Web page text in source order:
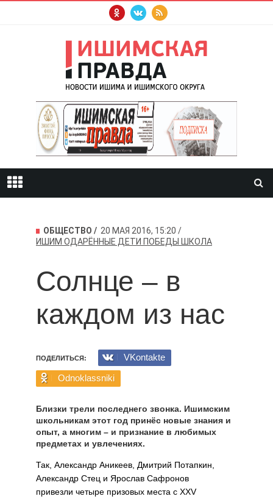
ОБЩЕСТВО
20 МАЯ 2016, 15:20
ИШИМ ОДАРЁННЫЕ ДЕТИ ПОБЕДЫ ШКОЛА
Солнце – в
каждом из нас
ПОДЕЛИТЬСЯ:
VKontakte
Odnoklassniki
Близки трели последнего звонка. Ишимским
школьникам этот год принёс новые знания и
опыт, а многим – и признание в любимых
предметах и увлечениях.
Так, Александр Аникеев, Дмитрий Потапкин,
Александр Стец и Ярослав Сафронов
привезли четыре призовых места с XXV